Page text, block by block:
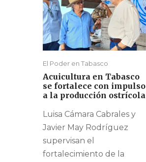
El Poder en Tabasco
Acuicultura en Tabasco
se fortalece con impulso
a la producción ostrícola
Luisa Cámara Cabrales y
Javier May Rodríguez
supervisan el
fortalecimiento de la